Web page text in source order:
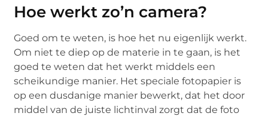
Hoe werkt zo’n camera?
Goed om te weten, is hoe het nu eigenlijk werkt.
Om niet te diep op de materie in te gaan, is het
goed te weten dat het werkt middels een
scheikundige manier. Het speciale fotopapier is
op een dusdanige manier bewerkt, dat het door
middel van de juiste lichtinval zorgt dat de foto